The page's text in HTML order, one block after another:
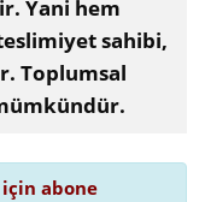
Yani hem
sahibi,
Toplumsal
için abone